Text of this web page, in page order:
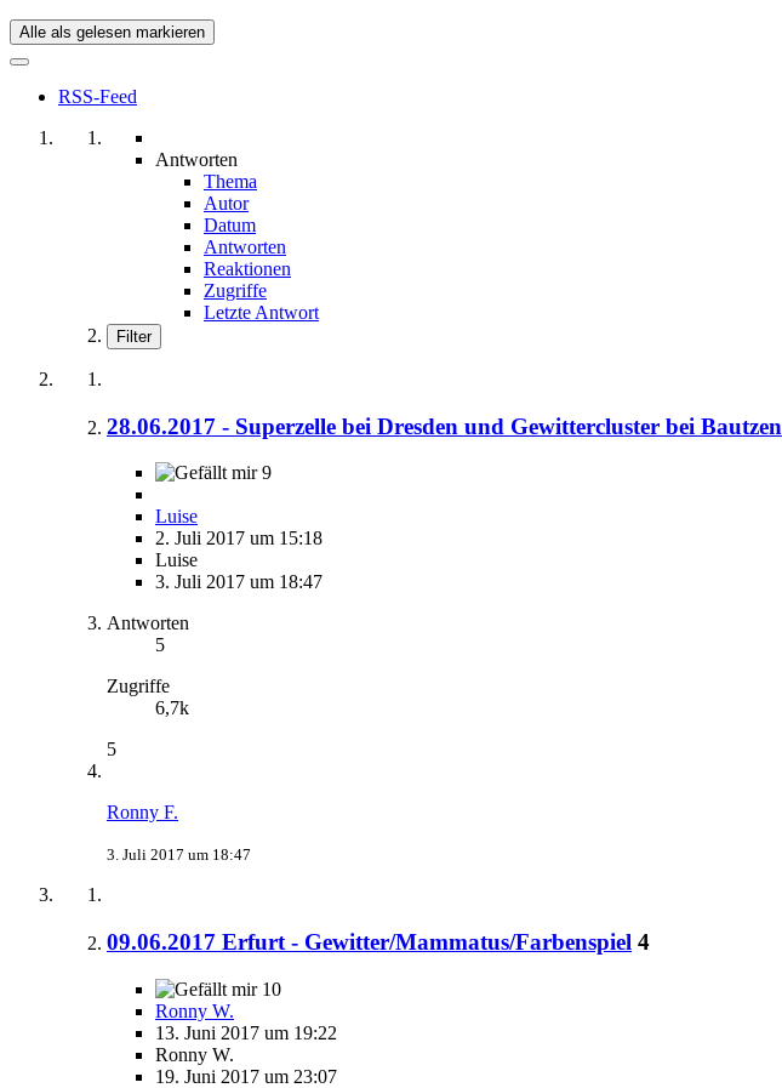
Alle als gelesen markieren
RSS-Feed
Antworten
Thema
Autor
Datum
Antworten
Reaktionen
Zugriffe
Letzte Antwort
Filter
28.06.2017 - Superzelle bei Dresden und Gewittercluster bei Bautzen
9
Luise
2. Juli 2017 um 15:18
Luise
3. Juli 2017 um 18:47
Antworten
5
Zugriffe
6,7k
5
Ronny F.
3. Juli 2017 um 18:47
09.06.2017 Erfurt - Gewitter/Mammatus/Farbenspiel 4
10
Ronny W.
13. Juni 2017 um 19:22
Ronny W.
19. Juni 2017 um 23:07